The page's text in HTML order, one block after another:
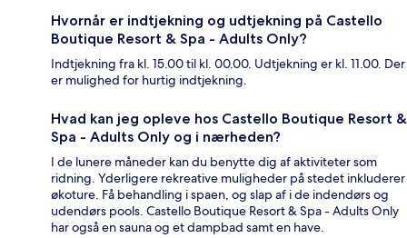
Hvornår er indtjekning og udtjekning på Castello
Boutique Resort & Spa - Adults Only?
Indtjekning fra kl. 15.00 til kl. 00.00. Udtjekning er kl. 11.00. Der
er mulighed for hurtig indtjekning.
Hvad kan jeg opleve hos Castello Boutique Resort &
Spa - Adults Only og i nærheden?
I de lunere måneder kan du benytte dig af aktiviteter som
ridning. Yderligere rekreative muligheder på stedet inkluderer
økoture. Få behandling i spaen, og slap af i de indendørs og
udendørs pools. Castello Boutique Resort & Spa - Adults Only
har også en sauna og et dampbad samt en have.